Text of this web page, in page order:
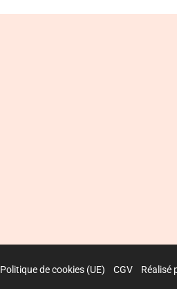
Politique de cookies (UE) CGV Réalisé